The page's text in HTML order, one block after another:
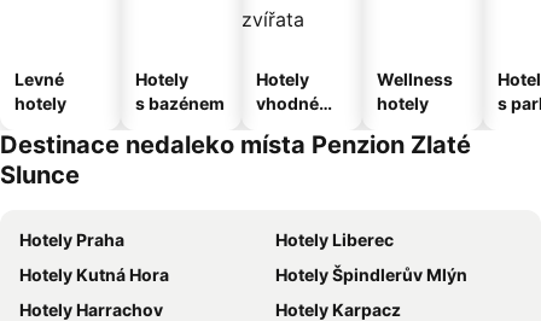
Levné
hotely
Hotely
s bazénem
Hotely
vhodné
domácí
Wellness
hotely
s
Destinace nedaleko místa Penzion Zlaté
Slunce
Hotely Praha
Hotely Liberec
Hotely Kutná Hora
Hotely Špindlerův Mlýn
Hotely Harrachov
Hotely Karpacz